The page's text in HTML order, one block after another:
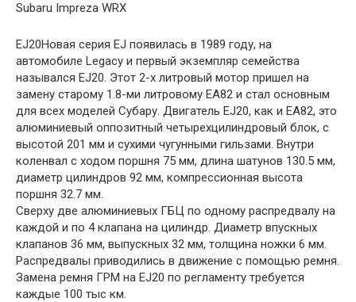
Subaru Impreza WRX
EJ20Новая серия EJ появилась в 1989 году, на
автомобиле Legacy и первый экземпляр семейства
назывался EJ20. Этот 2-х литровый мотор пришел на
замену старому 1.8-ми литровому EA82 и стал основным
для всех моделей Субару. Двигатель EJ20, как и ЕА82, это
алюминиевый оппозитный четырехцилиндровый блок, с
высотой 201 мм и сухими чугунными гильзами. Внутри
коленвал с ходом поршня 75 мм, длина шатунов 130.5 мм,
диаметр цилиндров 92 мм, компрессионная высота
поршня 32.7 мм.
Сверху две алюминиевых ГБЦ по одному распредвалу на
каждой и по 4 клапана на цилиндр. Диаметр впускных
клапанов 36 мм, выпускных 32 мм, толщина ножки 6 мм.
Распредвалы приводились в движение с помощью ремня.
Замена ремня ГРМ на EJ20 по регламенту требуется
каждые 100 тыс км.